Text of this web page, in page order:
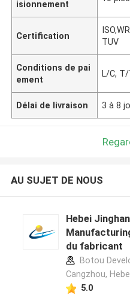
isionnement
Certification
TUV
Conditions de pai
ement
L/C,
Délai de livraison 3 à 8
AU SUJET DE NOUS
Hebei
du fabricant
Botou
Cangzhou,
5.0